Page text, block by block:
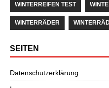
WINTERREIFEN TEST
WINTERRÄDER
SEITEN
Datenschutzerklärung